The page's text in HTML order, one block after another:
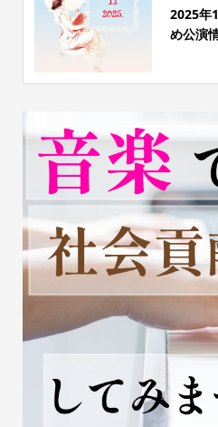
2025年
め公演